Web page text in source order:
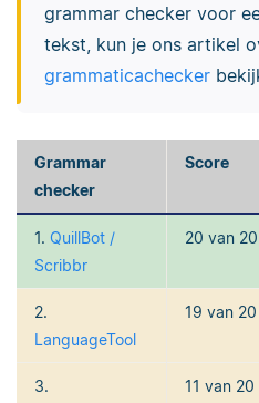
grammar checker voor
tekst, kun je ons artikel
grammaticachecker
Grammar
checker
Score
1. QuillBot /
Scribbr
20 van 20
2.
LanguageTool
19 van 20
3.
11 van 20